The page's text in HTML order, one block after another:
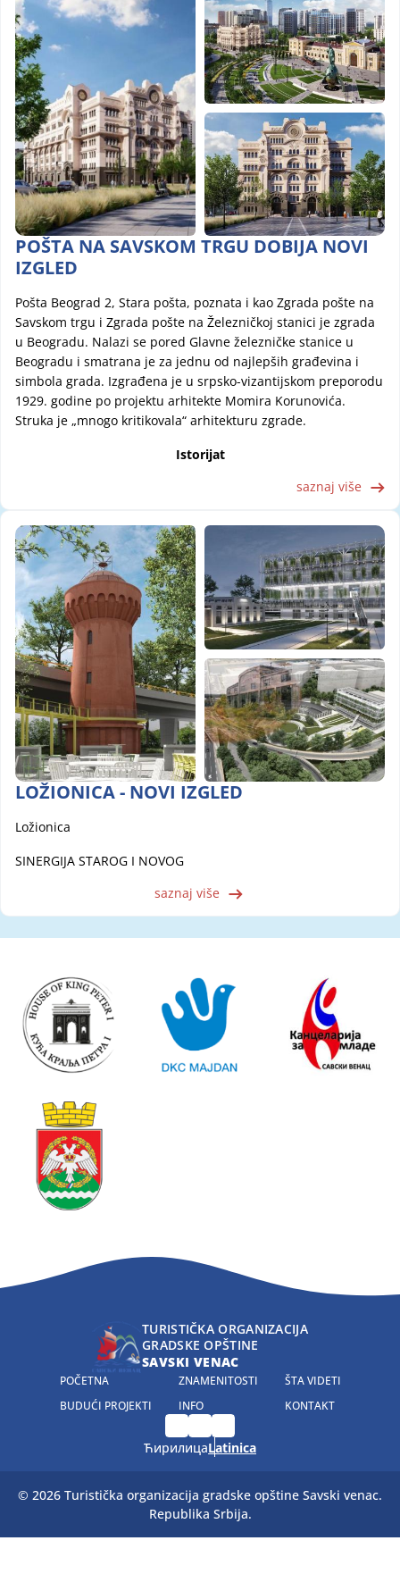
Image
POŠTA NA SAVSKOM TRGU DOBIJA NOVI
IZGLED
Pošta Beograd 2, Stara pošta, poznata i kao Zgrada pošte na
Savskom trgu i Zgrada pošte na Železničkoj stanici je zgrada
u Beogradu. Nalazi se pored Glavne železničke stanice u
Beogradu i smatrana je za jednu od najlepših građevina i
simbola grada. Izgrađena je u srpsko-vizantijskom preporodu
1929. godine po projektu arhitekte Momira Korunovića.
Struka je „mnogo kritikovala“ arhitekturu zgrade.
Istorijat
saznaj više
Image Image
Image
LOŽIONICA - NOVI IZGLED
Ložionica
SINERGIJA STAROG I NOVOG
saznaj više
TURISTIČKA ORGANIZACIJA
GRADSKE OPŠTINE
SAVSKI VENAC
Main
navigation
POČETNA ZNAMENITOSTI
ŠTA VIDETI
BUDUĆI PROJEKTI
INFO KONTAKT
ЋирилицаLatinica
© 2026 Turistička organizacija gradske opštine Savski venac.
Republika Srbija.